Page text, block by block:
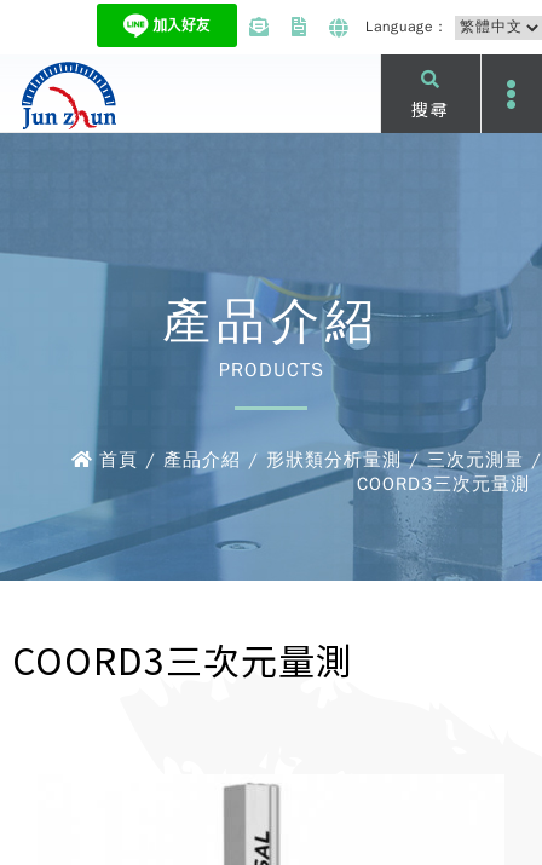
Language：
搜尋
產品介紹
PRODUCTS
首頁 / 產品介紹 / 形狀類分析量測 / 三次元測量 /
COORD3三次元量測
COORD3三次元量測